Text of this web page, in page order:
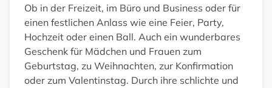
Ob in der Freizeit, im Büro und Business oder für
einen festlichen Anlass wie eine Feier, Party,
Hochzeit oder einen Ball. Auch ein wunderbares
Geschenk für Mädchen und Frauen zum
Geburtstag, zu Weihnachten, zur Konfirmation
oder zum Valentinstag. Durch ihre schlichte und